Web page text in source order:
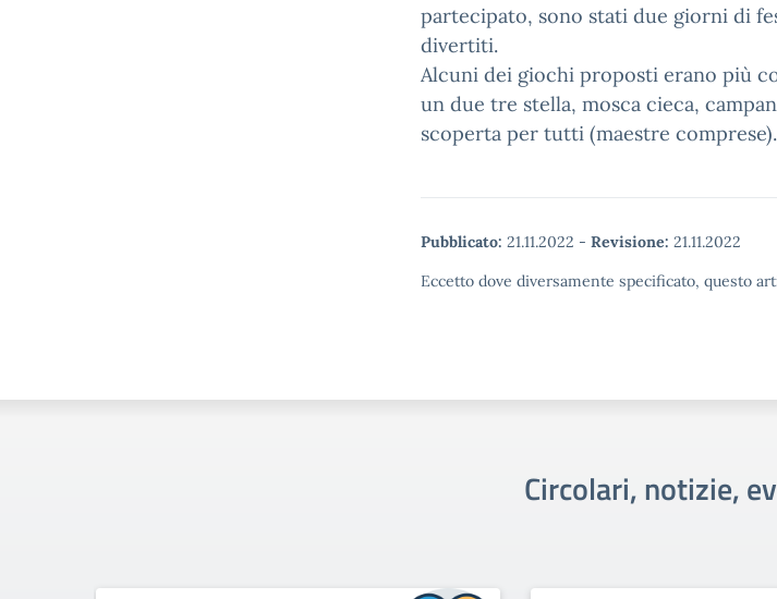
partecipato, sono stati due giorni di
divertiti.
Alcuni dei giochi proposti erano più
un due tre stella, mosca cieca,
scoperta per tutti (maestre comprese).
Pubblicato: 21.11.2022 - Revisione: 21.11.2022
Eccetto dove diversamente specificato, questo
Circolari, notizie,